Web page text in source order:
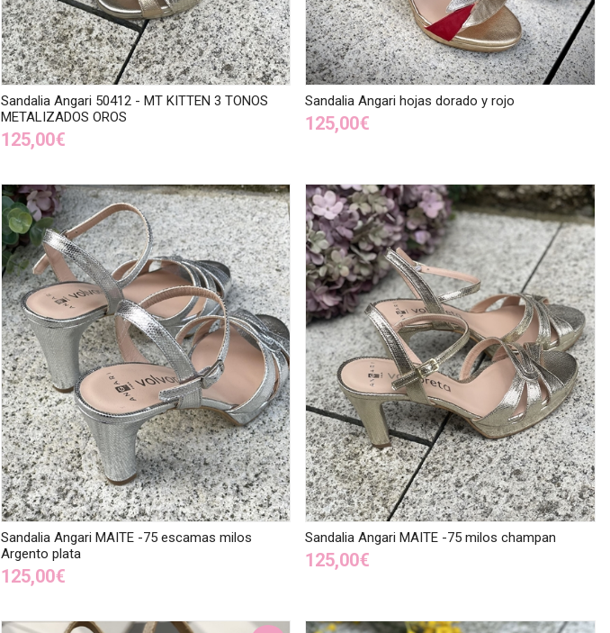
Sandalia Angari 50412 - MT KITTEN 3 TONOS
METALIZADOS OROS
125,00€
Sandalia Angari hojas dorado y rojo
125,00€
Sandalia Angari MAITE -75 escamas milos
Argento plata
125,00€
Sandalia Angari MAITE -75 milos champan
125,00€